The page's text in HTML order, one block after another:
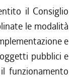
il Consiglio
le modalità
e
pubblici e
funzionamento